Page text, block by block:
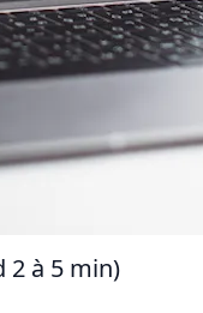
2 à 5 min)